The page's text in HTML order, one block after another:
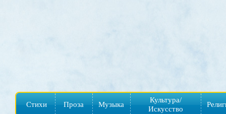
Стихи Проза Музыка
Культура/
Искусство